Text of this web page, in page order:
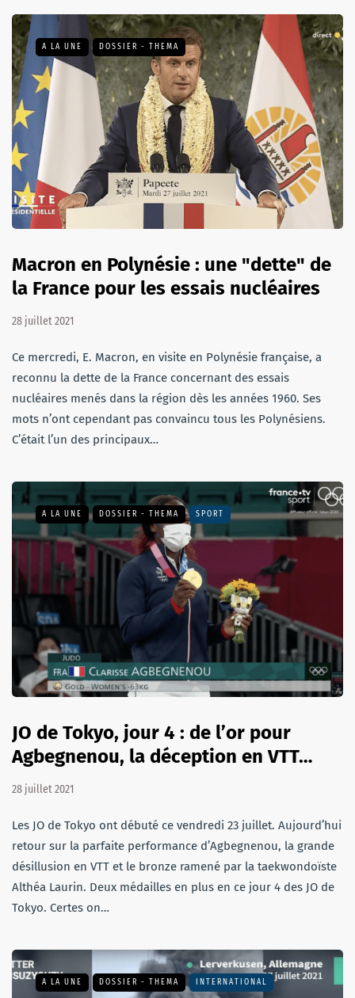
A LA UNE DOSSIER - THEMA
Macron en Polynésie : une "dette" de
la France pour les essais nucléaires
28 juillet 2021
Ce mercredi, E. Macron, en visite en Polynésie française, a
reconnu la dette de la France concernant des essais
nucléaires menés dans la région dès les années 1960. Ses
mots n’ont cependant pas convaincu tous les Polynésiens.
C’était l’un des principaux…
A LA UNE DOSSIER - THEMA SPORT
JO de Tokyo, jour 4 : de l’or pour
Agbegnenou, la déception en VTT…
28 juillet 2021
Les JO de Tokyo ont débuté ce vendredi 23 juillet. Aujourd’hui
retour sur la parfaite performance d’Agbegnenou, la grande
désillusion en VTT et le bronze ramené par la taekwondoïste
Althéa Laurin. Deux médailles en plus en ce jour 4 des JO de
Tokyo. Certes on…
A LA UNE DOSSIER - THEMA INTERNATIONAL